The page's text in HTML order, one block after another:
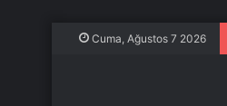
Cuma, Ağustos 7 2026